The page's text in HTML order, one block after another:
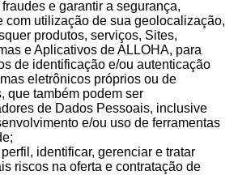
e garantir a segurança,
com utilização de sua geolocalização,
produtos, serviços, Sites,
e Aplicativos de ALLOHA, para
de identificação e/ou autenticação
eletrônicos próprios ou de
que também podem ser
de Dados Pessoais, inclusive
e/ou uso de ferramentas
identificar, gerenciar e tratar
riscos na oferta e contratação de